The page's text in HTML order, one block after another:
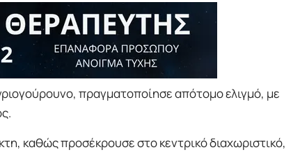
πραγματοποίησε απότομο ελιγμό, με
καθώς προσέκρουσε στο κεντρικό διαχωριστικό,